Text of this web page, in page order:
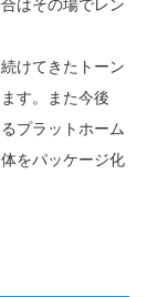
けてきたトーン
す。また今後
プラットホーム
をパッケージ化